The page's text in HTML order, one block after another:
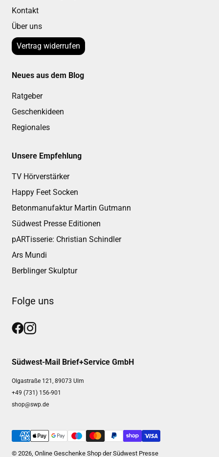
Kontakt
Über uns
Vertrag widerrufen
Neues aus dem Blog
Ratgeber
Geschenkideen
Regionales
Unsere Empfehlung
TV Hörverstärker
Happy Feet Socken
Betonmanufaktur Martin Gutmann
Südwest Presse Editionen
pARTisserie: Christian Schindler
Ars Mundi
Berblinger Skulptur
Folge uns
Südwest-Mail Brief+Service GmbH
Olgastraße 121, 89073 Ulm
+49 (731) 156-901
shop@swp.de
© 2026, Online Geschenke Shop der Südwest Presse